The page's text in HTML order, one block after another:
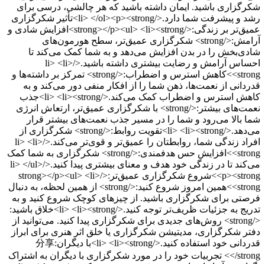
شکرگزاری باشید. ایمان داشته باشید که هر چالشی، درسی برای
رشد و پیشرفت شما دارد.</li> </ol><p><strong>تأثیر شکرگزاری
عمیق‌تر بر زندگی:</strong></p><ul> <li><strong>افزایش شادی و
آرامش:</strong> شکرگزاری عمیق‌تر، سطح هورمون‌های
شادی‌بخش را در بدن افزایش می‌دهد و به شما کمک می‌کند تا
احساس آرامش و رضایت بیشتری داشته باشید.</li> <li>
<strong>کاهش استرس و اضطراب:</strong> تمرکز بر داشته‌ها و
قدردانی از نعمت‌ها، ذهن شما را از افکار منفی دور می‌کند و به
کاهش استرس و اضطراب کمک می‌کند.</li> <li><strong>جذب
نعمت‌های بیشتر:</strong> با شکرگزاری عمیق‌تر، ارتعاش انرژی
شما بالا می‌رود و شما را در مسیر جذب نعمت‌های بیشتر قرار
می‌دهد.</li> <li><strong>تقویت روابط:</strong> شکرگزاری از
افراد زندگی شما، روابطتان را عمیق‌تر و قوی‌تر می‌کند.</li> <li>
<strong>افزایش حس هدفمندی:</strong> شکرگزاری به شما کمک
می‌کند تا در زندگی خود هدف و معنای بیشتری پیدا کنید.</li> </ul>
<p><strong>شروع شکرگزاری عمیق‌تر:</strong></p><ul> <li>
<strong>همین امروز شروع کنید:</strong> از همین لحظه، به دنبال
فرصتی برای شکرگزاری باشید. از چیزهای کوچک شروع کنید و به
تدریج به جزئیات ظریف‌تر توجه کنید.</li> <li><strong>خلاق باشید:
</strong> روش‌های جدیدی برای شکرگزاری پیدا کنید. می‌توانید از
دفتر شکرگزاری، مدیتیشن شکرگزاری یا خلق اثر هنری برای ابراز
قدردانی خود استفاده کنید.</li> <li><strong>با دیگران分享:
</strong> تجربیات خود را در مورد شکرگزاری با دیگران به اشتراک